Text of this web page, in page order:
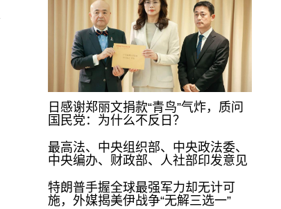
日感谢郑丽文捐款“青鸟”气炸，质问
国民党：为什么不反日？
最高法、中央组织部、中央政法委、
中央编办、财政部、人社部印发意见
特朗普手握全球最强军力却无计可
施，外媒揭美伊战争“无解三选一”